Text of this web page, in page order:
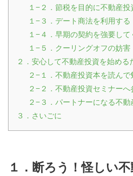
１−２．節税を目的に不動産投
１−３．デート商法を利用する
１−４．早期の契約を強要して
１−５．クーリングオフの妨害
２．安心して不動産投資を始める
２−１．不動産投資本を読んで
２−２．不動産投資セミナーへ
２−３．パートナーになる不動
３．さいごに
１．断ろう！怪しい